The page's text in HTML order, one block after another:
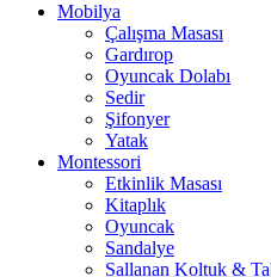
Mobilya
Çalışma Masası
Gardırop
⁠Oyuncak Dolabı
Sedir
Şifonyer
Yatak
Montessori
Etkinlik Masası
Kitaplık
Oyuncak
Sandalye
Sallanan Koltuk &